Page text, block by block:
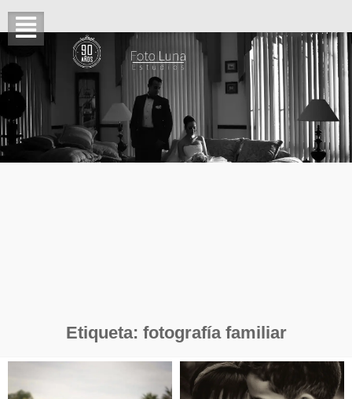
Etiqueta: fotografía familiar